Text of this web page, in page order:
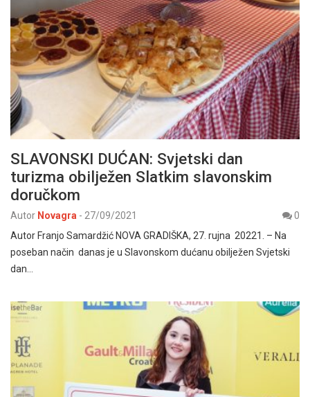
SLAVONSKI DUĆAN: Svjetski dan
turizma obilježen Slatkim slavonskim
doručkom
Autor Novagra - 27/09/2021
0
Autor Franjo Samardžić NOVA GRADIŠKA, 27. rujna 20221. – Na
poseban način danas je u Slavonskom dućanu obilježen Svjetski
dan…